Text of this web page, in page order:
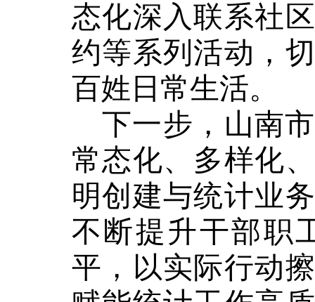
态化深入联系社
约等系列活动，
百姓日常生活。
下一步，山南
常态化、多样化
明创建与统计业
不断提升干部职
平，以实际行动